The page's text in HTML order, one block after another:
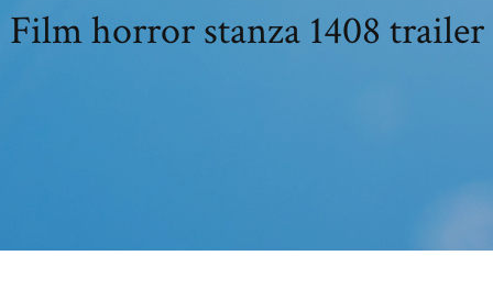
Film horror stanza 1408 trailer